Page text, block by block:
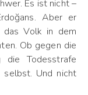
Es ist nicht –
Aber er
Volk in dem
Ob gegen die
die Todesstrafe
selbst. Und nicht